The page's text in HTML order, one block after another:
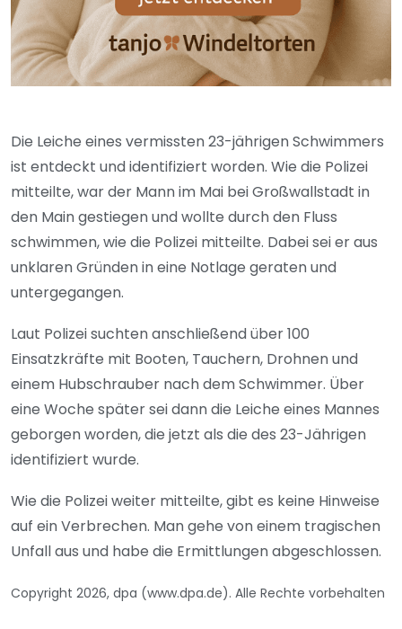
Die Leiche eines vermissten 23-jährigen Schwimmers
ist entdeckt und identifiziert worden. Wie die Polizei
mitteilte, war der Mann im Mai bei Großwallstadt in
den Main gestiegen und wollte durch den Fluss
schwimmen, wie die Polizei mitteilte. Dabei sei er aus
unklaren Gründen in eine Notlage geraten und
untergegangen.
Laut Polizei suchten anschließend über 100
Einsatzkräfte mit Booten, Tauchern, Drohnen und
einem Hubschrauber nach dem Schwimmer. Über
eine Woche später sei dann die Leiche eines Mannes
geborgen worden, die jetzt als die des 23-Jährigen
identifiziert wurde.
Wie die Polizei weiter mitteilte, gibt es keine Hinweise
auf ein Verbrechen. Man gehe von einem tragischen
Unfall aus und habe die Ermittlungen abgeschlossen.
Copyright 2026, dpa (www.dpa.de). Alle Rechte vorbehalten